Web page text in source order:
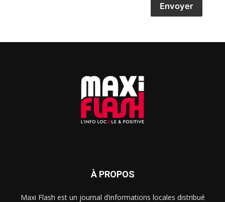
Envoyer
À PROPOS
Maxi Flash est un journal d’informations locales distribué